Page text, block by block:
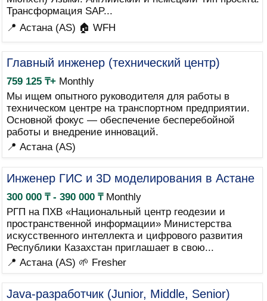
Трансформация SAP...
📍 Астана (AS) 🏠 WFH
Главный инженер (технический центр)
759 125 ₸+Monthly
Мы ищем опытного руководителя для работы в
техническом центре на транспортном предприятии.
Основной фокус — обеспечение бесперебойной
работы и внедрение инноваций.
📍 Астана (AS)
Инженер ГИС и 3D моделирования в Астане
300 000 ₸ - 390 000 ₸Monthly
РГП на ПХВ «Национальный центр геодезии и
пространственной информации» Министерства
искусственного интеллекта и цифрового развития
Республики Казахстан приглашает в свою...
📍 Астана (AS) 🌱 Fresher
Java-разработчик (Junior, Middle, Senior)